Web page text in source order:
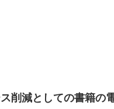
削減としての書籍の